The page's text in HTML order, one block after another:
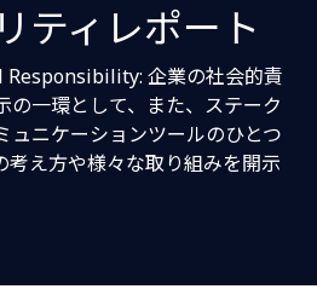
ティレポート
Responsibility: 企業の社会的責
の一環として、また、ステーク
ュニケーションツールのひとつ
考え方や様々な取り組みを開示